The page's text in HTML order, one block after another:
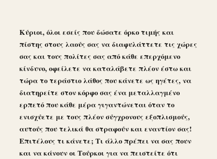
Κύριοι, όλοι εσείς που δώσατε όρκο τιμής και
πίστης στους λαούς σας να διαφυλάττετε τις χώρες
σας και τους πολίτες σας από κάθε επερχόμενο
κίνδυνο, οφείλετε να καταλάβετε πλέον έστω και
τώρα το τεράστιο λάθος που κάνετε ως ηγέτες, να
διατηρείτε στον κόρφο σας ένα μεταλλαγμένο
ερπετό που κάθε μέρα γιγαντώνεται όταν το
ενισχύετε με τους πλέον σύγχρονους εξοπλισμούς,
αυτούς που τελικά θα στραφούν και εναντίον σας!
Επιτέλους τι κάνετε; Τι άλλο πρέπει να σας πουν
και να κάνουν οι Τούρκοι για να πειστείτε ότι